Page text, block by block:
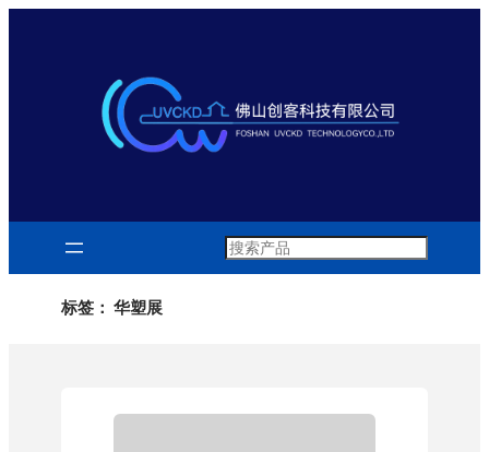
Search
标签： 华塑展